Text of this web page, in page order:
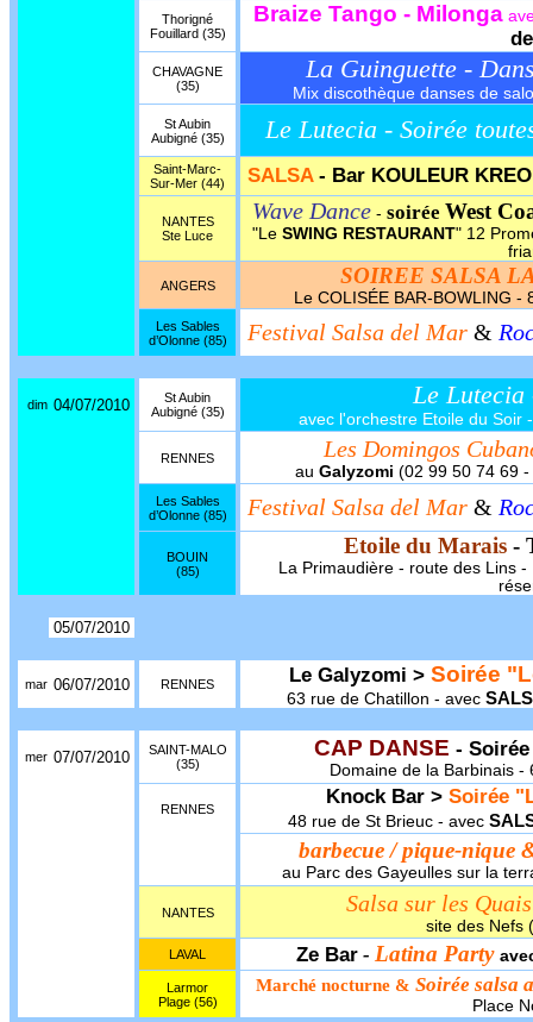
Thorigné
Fouillard (35)
Braize Tango - Milonga
CHAVAGNE
(35)
La Guinguette -
Mix discothèque danses de
St Aubin
Aubigné (35)
Le Lutecia - Soirée
Saint-Marc-
Sur-Mer (44)
SALSA- Bar KOULEUR
NANTES
Ste Luce
Wave Dance- soirée West
"Le SWING RESTAURANT" 12
ANGERS SOIREE SALSA
Le COLISÉE BAR-BOWLING
Les Sables
d’Olonne (85)
Festival Salsa del Mar &
dim 04/07/2010
St Aubin
Aubigné (35)
Le Lutecia
avec l'orchestre Etoile du Soir
RENNES Les Domingos
au Galyzomi (02 99 50 74 69
Les Sables
d’Olonne (85)
Festival Salsa del Mar &
BOUIN
(85)
Etoile du Marais-
La Primaudière - route des Lins
05/07/2010
mar 06/07/2010 RENNES Le Galyzomi > Soirée
63 rue de Chatillon - avec
mer 07/07/2010
SAINT-MALO
(35)
CAP DANSE -
Domaine de la Barbinais
RENNES
Knock Bar > Soirée
48 rue de St Brieuc - avec
barbecue / pique-nique
au Parc des Gayeulles sur la
NANTES Salsa sur les Quais
site des Nefs
LAVAL Ze Bar - Latina Party
Larmor
Plage (56)
Marché nocturne & Soirée salsa
Place